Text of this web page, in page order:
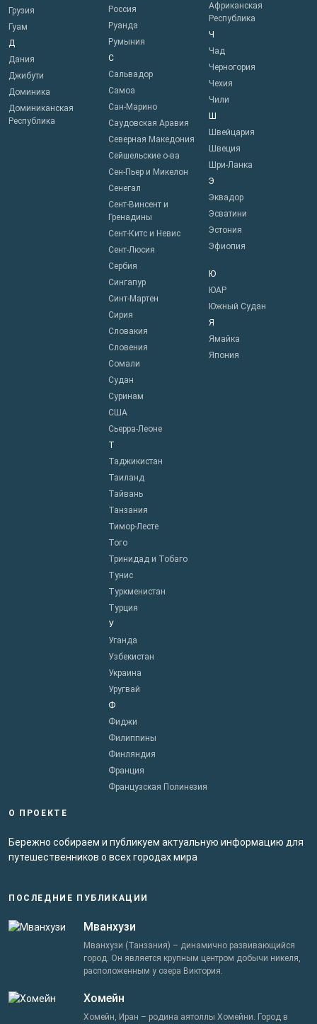
Грузия
Гуам
Д
Дания
Джибути
Доминика
Доминиканская
Республика
Россия
Руанда
Румыния
С
Сальвадор
Самоа
Сан-Марино
Саудовская Аравия
Северная Македония
Сейшельские о-ва
Сен-Пьер и Микелон
Сенегал
Сент-Винсент и
Гренадины
Сент-Китс и Невис
Сент-Люсия
Сербия
Сингапур
Синт-Мартен
Сирия
Словакия
Словения
Сомали
Судан
Суринам
США
Сьерра-Леоне
Т
Таджикистан
Таиланд
Тайвань
Танзания
Тимор-Лесте
Того
Тринидад и Тобаго
Тунис
Туркменистан
Турция
У
Уганда
Узбекистан
Украина
Уругвай
Ф
Фиджи
Филиппины
Финляндия
Франция
Французская Полинезия
Африканская
Республика
Ч
Чад
Черногория
Чехия
Чили
Ш
Швейцария
Швеция
Шри-Ланка
Э
Эквадор
Эсватини
Эстония
Эфиопия
Ю
ЮАР
Южный Судан
Я
Ямайка
Япония
О ПРОЕКТЕ
Бережно собираем и публикуем актуальную информацию для
путешественников о всех городах мира
ПОСЛЕДНИЕ ПУБЛИКАЦИИ
Мванхузи
Мванхузи (Танзания) – динамично развивающийся
город. Он является крупным центром добычи никеля,
расположенным у озера Виктория.
Хомейн
Хомейн, Иран – родина аятоллы Хомейни. Город в